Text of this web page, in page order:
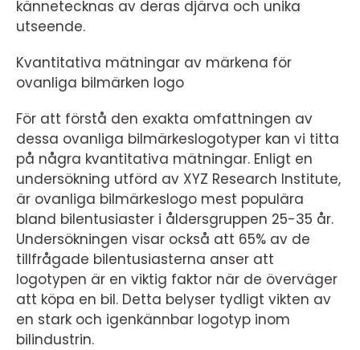
kännetecknas av deras djärva och unika
utseende.
Kvantitativa mätningar av märkena för
ovanliga bilmärken logo
För att förstå den exakta omfattningen av
dessa ovanliga bilmärkeslogotyper kan vi titta
på några kvantitativa mätningar. Enligt en
undersökning utförd av XYZ Research Institute,
är ovanliga bilmärkeslogo mest populära
bland bilentusiaster i åldersgruppen 25-35 år.
Undersökningen visar också att 65% av de
tillfrågade bilentusiasterna anser att
logotypen är en viktig faktor när de överväger
att köpa en bil. Detta belyser tydligt vikten av
en stark och igenkännbar logotyp inom
bilindustrin.